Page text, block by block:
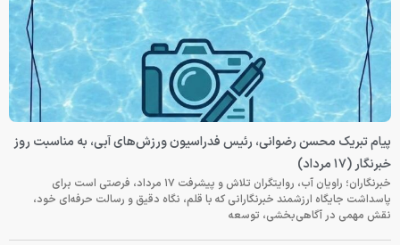
پیام تبریک محسن رضوانی، رئیس فدراسیون ورزش‌های آبی، به مناسبت روز
خبرنگار (۱۷ مرداد)
خبرنگاران؛ راویان آب، روایتگران تلاش و پیشرفت ۱۷ مرداد، فرصتی است برای
پاسداشت جایگاه ارزشمند خبرنگارانی که با قلم، نگاه دقیق و رسالت حرفه‌ای خود،
نقش مهمی در آگاهی‌بخشی، توسعه